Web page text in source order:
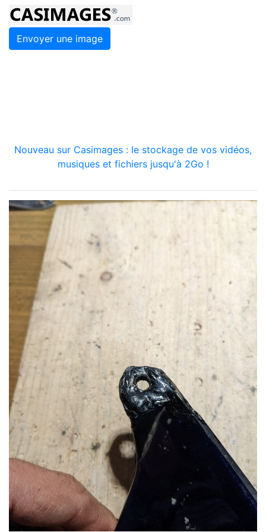
Envoyer une image
Nouveau sur Casimages : le stockage de vos vidéos,
musiques et fichiers jusqu'à 2Go !